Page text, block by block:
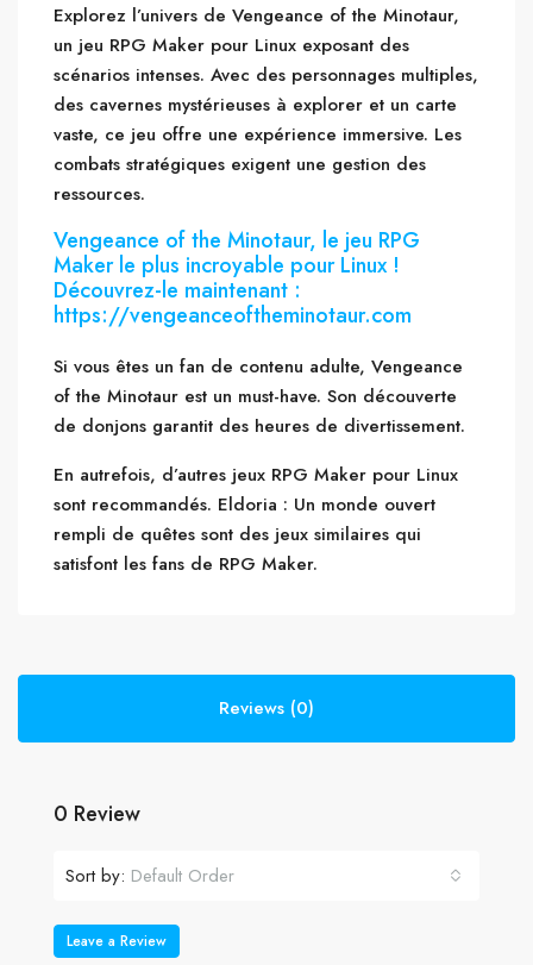
Explorez l’univers de Vengeance of the Minotaur,
un jeu RPG Maker pour Linux exposant des
scénarios intenses. Avec des personnages multiples,
des cavernes mystérieuses à explorer et un carte
vaste, ce jeu offre une expérience immersive. Les
combats stratégiques exigent une gestion des
ressources.
Vengeance of the Minotaur, le jeu RPG
Maker le plus incroyable pour Linux !
Découvrez-le maintenant :
https://vengeanceoftheminotaur.com
Si vous êtes un fan de contenu adulte, Vengeance
of the Minotaur est un must-have. Son découverte
de donjons garantit des heures de divertissement.
En autrefois, d’autres jeux RPG Maker pour Linux
sont recommandés. Eldoria : Un monde ouvert
rempli de quêtes sont des jeux similaires qui
satisfont les fans de RPG Maker.
Reviews (0)
0 Review
Sort by: Default Order
Leave a Review